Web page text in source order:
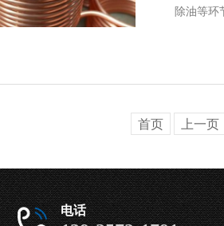
除油等环
首页 上一页
电话